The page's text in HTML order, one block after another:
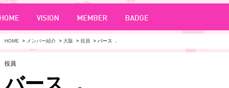
HOME VISION MEMBER BADGE
HOME > メンバー紹介 > 大阪 > 役員 > バース ．
役員
バース ．